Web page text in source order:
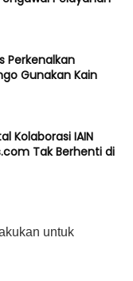
Perkenalkan
Gunakan Kain
Kolaborasi IAIN
Tak Berhenti di
untuk